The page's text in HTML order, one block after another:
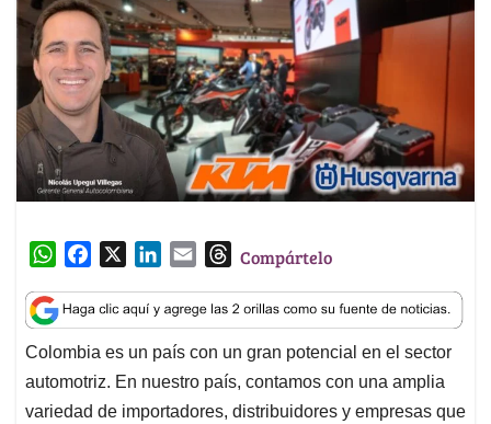
W
a
t
s
A
p
c
e
b
o
o
n
k
e
d
I
a
i
l
T
r
e
a
d
s
Compártelo
Colombia es un país con un gran potencial en el sector
automotriz. En nuestro país, contamos con una amplia
variedad de importadores, distribuidores y empresas que